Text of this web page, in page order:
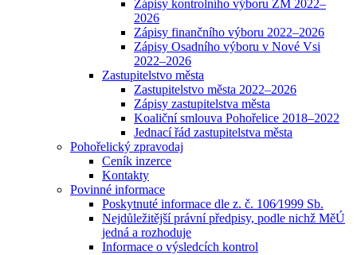
Zápisy kontrolního výboru ZM 2022–
2026
Zápisy finančního výboru 2022–2026
Zápisy Osadního výboru v Nové Vsi
2022–2026
Zastupitelstvo města
Zastupitelstvo města 2022–2026
Zápisy zastupitelstva města
Koaliční smlouva Pohořelice 2018–2022
Jednací řád zastupitelstva města
Pohořelický zpravodaj
Ceník inzerce
Kontakty
Povinné informace
Poskytnuté informace dle z. č. 106⁄1999 Sb.
Nejdůležitější právní předpisy, podle nichž MěÚ
jedná a rozhoduje
Informace o výsledcích kontrol